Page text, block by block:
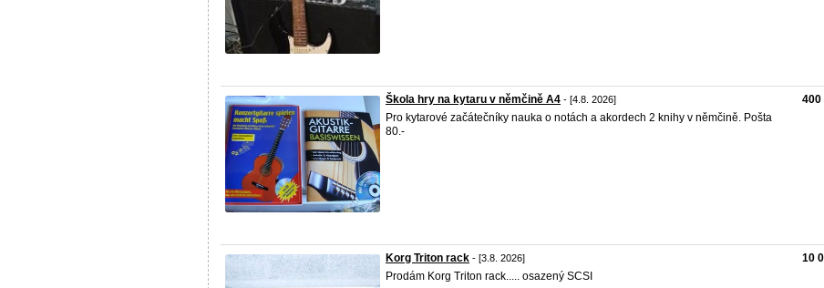
Škola hry na kytaru v němčině A4 - [4.8. 2026]
Pro kytarové začátečníky nauka o notách a akordech 2 knihy v němčině. Pošta
80.-
400
Korg Triton rack - [3.8. 2026]
Prodám Korg Triton rack..... osazený SCSI
10